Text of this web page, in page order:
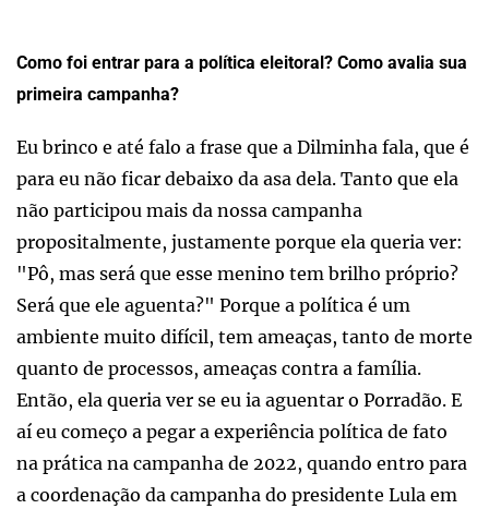
Como foi entrar para a política eleitoral? Como avalia sua
primeira campanha?
Eu brinco e até falo a frase que a Dilminha fala, que é
para eu não ficar debaixo da asa dela. Tanto que ela
não participou mais da nossa campanha
propositalmente, justamente porque ela queria ver:
"Pô, mas será que esse menino tem brilho próprio?
Será que ele aguenta?" Porque a política é um
ambiente muito difícil, tem ameaças, tanto de morte
quanto de processos, ameaças contra a família.
Então, ela queria ver se eu ia aguentar o Porradão. E
aí eu começo a pegar a experiência política de fato
na prática na campanha de 2022, quando entro para
a coordenação da campanha do presidente Lula em